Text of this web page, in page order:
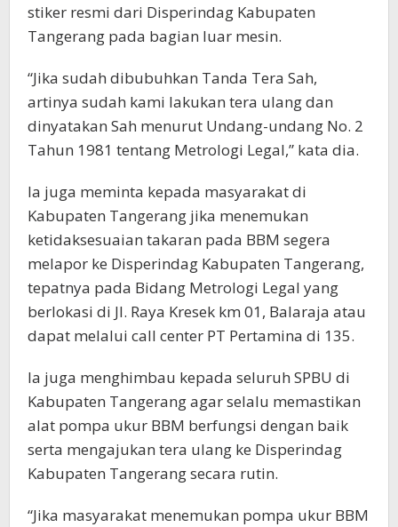
stiker resmi dari Disperindag Kabupaten
Tangerang pada bagian luar mesin.
“Jika sudah dibubuhkan Tanda Tera Sah,
artinya sudah kami lakukan tera ulang dan
dinyatakan Sah menurut Undang-undang No. 2
Tahun 1981 tentang Metrologi Legal,” kata dia.
Ia juga meminta kepada masyarakat di
Kabupaten Tangerang jika menemukan
ketidaksesuaian takaran pada BBM segera
melapor ke Disperindag Kabupaten Tangerang,
tepatnya pada Bidang Metrologi Legal yang
berlokasi di Jl. Raya Kresek km 01, Balaraja atau
dapat melalui call center PT Pertamina di 135.
Ia juga menghimbau kepada seluruh SPBU di
Kabupaten Tangerang agar selalu memastikan
alat pompa ukur BBM berfungsi dengan baik
serta mengajukan tera ulang ke Disperindag
Kabupaten Tangerang secara rutin.
“Jika masyarakat menemukan pompa ukur BBM